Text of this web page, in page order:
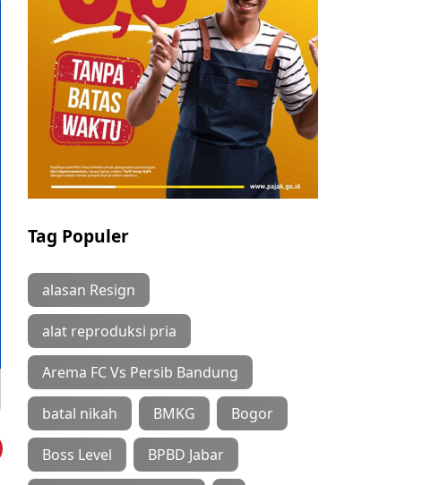
Tag Populer
alasan Resign
alat reproduksi pria
Arema FC Vs Persib Bandung
batal nikah BMKG Bogor
Boss Level BPBD Jabar